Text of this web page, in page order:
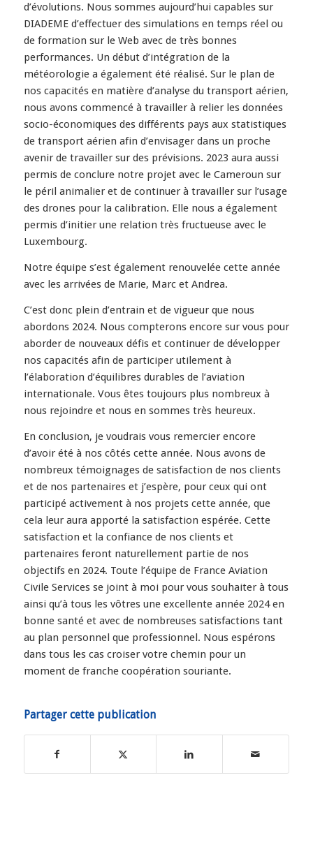
d’évolutions. Nous sommes aujourd’hui capables sur
DIADEME d’effectuer des simulations en temps réel ou
de formation sur le Web avec de très bonnes
performances. Un début d’intégration de la
météorologie a également été réalisé. Sur le plan de
nos capacités en matière d’analyse du transport aérien,
nous avons commencé à travailler à relier les données
socio-économiques des différents pays aux statistiques
de transport aérien afin d’envisager dans un proche
avenir de travailler sur des prévisions. 2023 aura aussi
permis de conclure notre projet avec le Cameroun sur
le péril animalier et de continuer à travailler sur l’usage
des drones pour la calibration. Elle nous a également
permis d’initier une relation très fructueuse avec le
Luxembourg.
Notre équipe s’est également renouvelée cette année
avec les arrivées de Marie, Marc et Andrea.
C’est donc plein d’entrain et de vigueur que nous
abordons 2024. Nous compterons encore sur vous pour
aborder de nouveaux défis et continuer de développer
nos capacités afin de participer utilement à
l’élaboration d’équilibres durables de l’aviation
internationale. Vous êtes toujours plus nombreux à
nous rejoindre et nous en sommes très heureux.
En conclusion, je voudrais vous remercier encore
d’avoir été à nos côtés cette année. Nous avons de
nombreux témoignages de satisfaction de nos clients
et de nos partenaires et j’espère, pour ceux qui ont
participé activement à nos projets cette année, que
cela leur aura apporté la satisfaction espérée. Cette
satisfaction et la confiance de nos clients et
partenaires feront naturellement partie de nos
objectifs en 2024. Toute l’équipe de France Aviation
Civile Services se joint à moi pour vous souhaiter à tous
ainsi qu’à tous les vôtres une excellente année 2024 en
bonne santé et avec de nombreuses satisfactions tant
au plan personnel que professionnel. Nous espérons
dans tous les cas croiser votre chemin pour un
moment de franche coopération souriante.
Partager cette publication